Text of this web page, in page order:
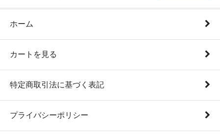
ホーム
カートを見る
特定商取引法に基づく表記
プライバシーポリシー